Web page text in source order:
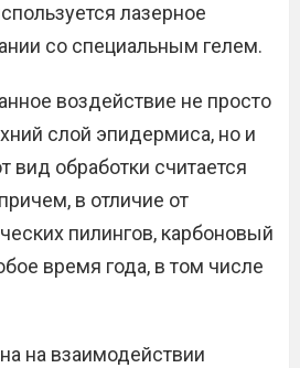
лазерное
со специальным гелем.
воздействие не просто
слой эпидермиса, но и
вид обработки считается
в отличие от
пилингов, карбоновый
время года, в том числе
на взаимодействии